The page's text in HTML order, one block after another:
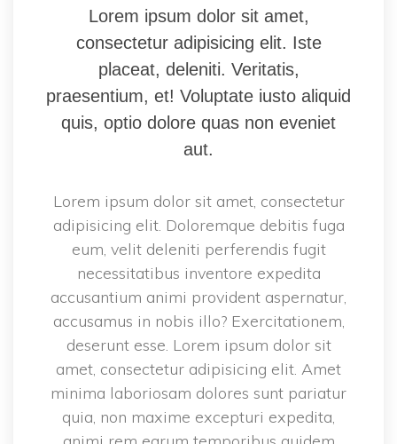
Lorem ipsum dolor sit amet,
consectetur adipisicing elit. Iste
placeat, deleniti. Veritatis,
praesentium, et! Voluptate iusto aliquid
quis, optio dolore quas non eveniet
aut.
Lorem ipsum dolor sit amet, consectetur
adipisicing elit. Doloremque debitis fuga
eum, velit deleniti perferendis fugit
necessitatibus inventore expedita
accusantium animi provident aspernatur,
accusamus in nobis illo? Exercitationem,
deserunt esse. Lorem ipsum dolor sit
amet, consectetur adipisicing elit. Amet
minima laboriosam dolores sunt pariatur
quia, non maxime excepturi expedita,